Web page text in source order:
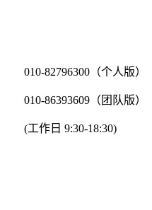
010-82796300（个人版）
010-86393609（团队版）
(工作日 9:30-18:30)